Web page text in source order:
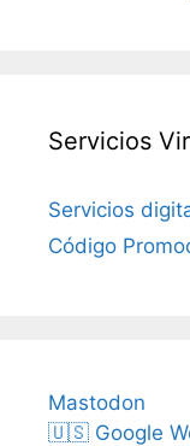
Servicios
Servicios
Código
Mastodon
🇺🇸 Google